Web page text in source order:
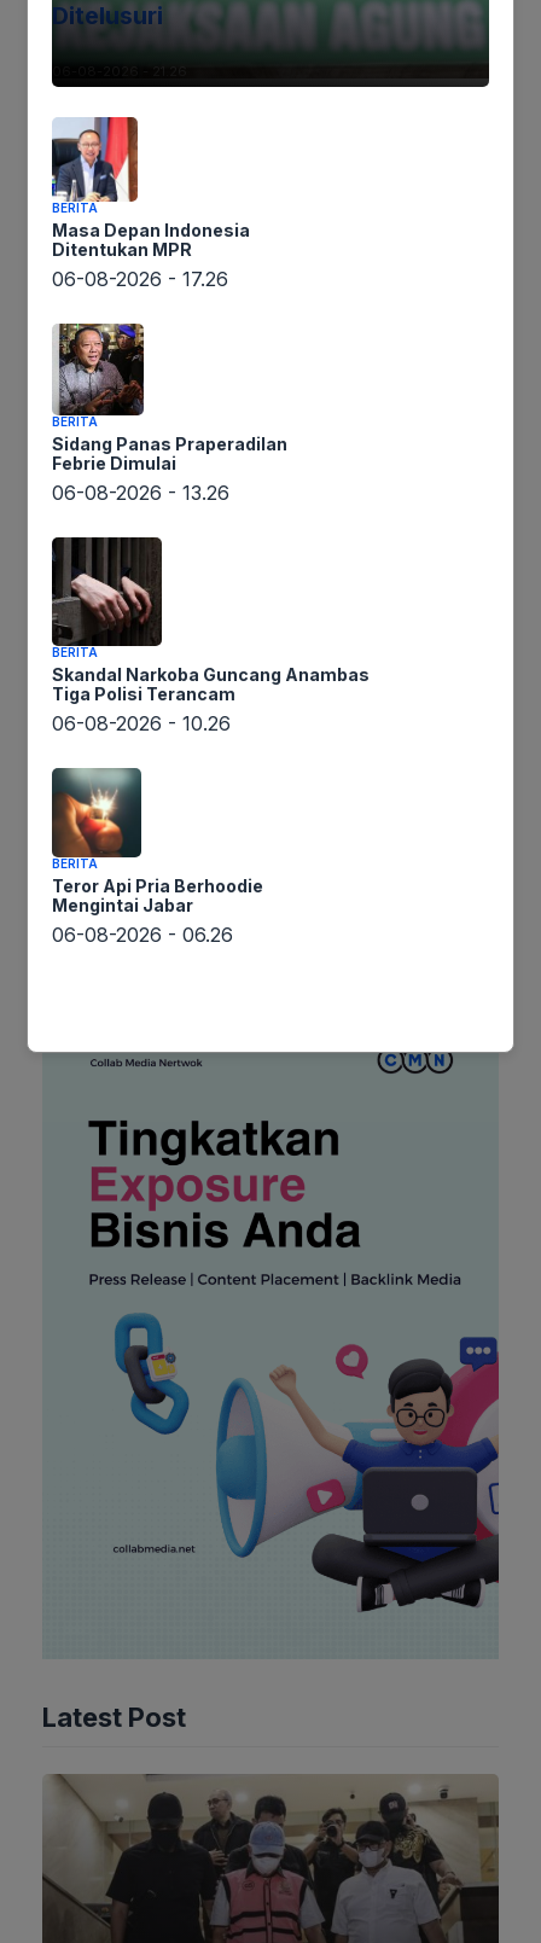
Terima Kasih
Tags:
Ikutikami :
Komentar
Nama
Surel
web
Simpan nama, email, dan situs web saya pada peramban ini
untuk komentar saya berikutnya.
Latest Post
Ditelusuri
BERITA
Masa Depan Indonesia
Ditentukan MPR
06-08-2026 - 17.26
BERITA
Sidang Panas Praperadilan
Febrie Dimulai
06-08-2026 - 13.26
BERITA
Skandal Narkoba Guncang Anambas
Tiga Polisi Terancam
06-08-2026 - 10.26
BERITA
Teror Api Pria Berhoodie
Mengintai Jabar
06-08-2026 - 06.26